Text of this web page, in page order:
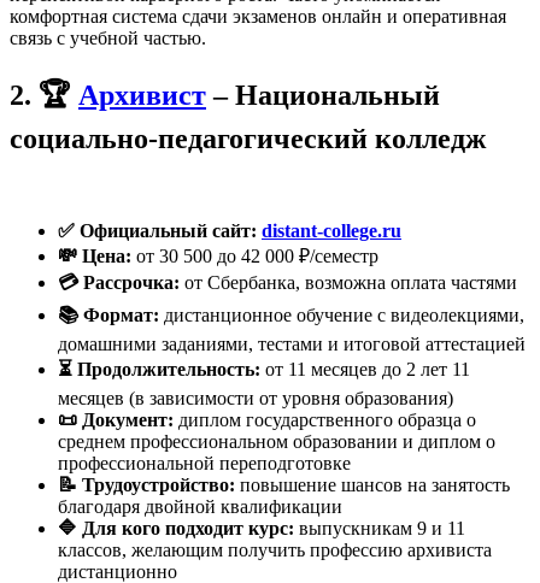
комфортная система сдачи экзаменов онлайн и оперативная
связь с учебной частью.
2. 🏆 Архивист– Национальный
социально-педагогический колледж
✅ Официальный сайт: distant-college.ru
💸 Цена: от 30 500 до 42 000 ₽/семестр
💳 Рассрочка: от Сбербанка, возможна оплата частями
📚 Формат: дистанционное обучение с видеолекциями,
домашними заданиями, тестами и итоговой аттестацией
⏳ Продолжительность: от 11 месяцев до 2 лет 11
месяцев (в зависимости от уровня образования)
📜 Документ: диплом государственного образца о
среднем профессиональном образовании и диплом о
профессиональной переподготовке
📝 Трудоустройство: повышение шансов на занятость
благодаря двойной квалификации
🔷 Для кого подходит курс: выпускникам 9 и 11
классов, желающим получить профессию архивиста
дистанционно